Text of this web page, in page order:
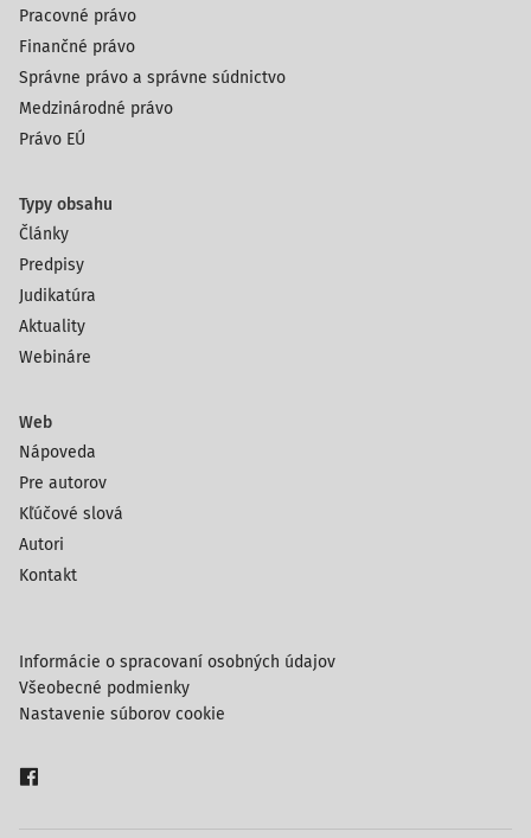
Pracovné právo
Finančné právo
Správne právo a správne súdnictvo
Medzinárodné právo
Právo EÚ
Typy obsahu
Články
Predpisy
Judikatúra
Aktuality
Webináre
Web
Nápoveda
Pre autorov
Kľúčové slová
Autori
Kontakt
Informácie o spracovaní osobných údajov
Všeobecné podmienky
Nastavenie súborov cookie